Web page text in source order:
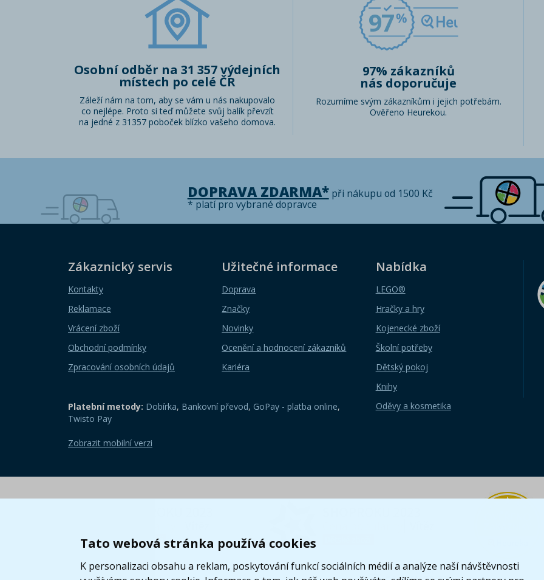
Tato webová stránka používá cookies
K personalizaci obsahu a reklam, poskytování funkcí sociálních médií a analýze naší návštěvnosti
Osobní odběr na 31 357 výdejních
místech po celé ČR
Záleží nám na tom, aby se vám u nás nakupovalo
co nejlépe. Proto si teď můžete svůj balík převzít
na jedné z 31357 poboček blízko vašeho domova.
97
97% zákazníků
nás doporučuje
Rozumíme svým zákazníkům i jejich potřebám.
Ověřeno Heurekou.
DOPRAVA ZDARMA*při nákupu od 1500 Kč
* platí pro vybrané dopravce
Zákaznický servis
Kontakty
Reklamace
Vrácení zboží
Obchodní podmínky
Zpracování osobních údajů
Užitečné informace
Doprava
Značky
Novinky
Ocenění a hodnocení zákazníků
Kariéra
Nabídka
LEGO®
Hračky a hry
Kojenecké zboží
Školní potřeby
Dětský pokoj
Knihy
Oděvy a kosmetika
Platební metody: Dobírka, Bankovní převod, GoPay - platba online,
Twisto Pay
Zobrazit mobilní verzi